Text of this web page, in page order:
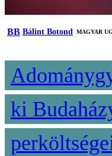
BB Bálint Botond MAGYAR
ki